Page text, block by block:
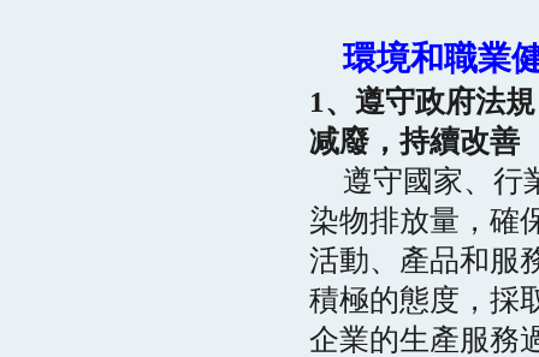
環境和職業
1、遵守政府法
减廢，持續改善
遵守國家、行
染物排放量，確
活動、產品和服
積極的態度，採
企業的生產服務